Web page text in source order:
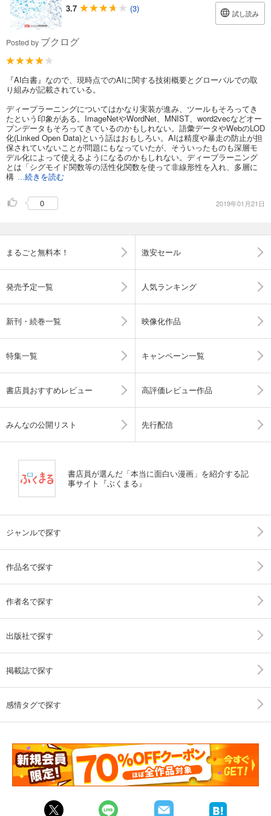
3.7 (3) 試し読み
Posted by ブクログ
『AI白書』なので、現時点でのAIに関する技術概要とグローバルでの取
り組みが記載されている。
ディープラーニングについてはかなり実装が進み、ツールもそろってき
たという印象がある。ImageNetやWordNet、MNIST、word2vecなどオー
プンデータもそろってきているのかもしれない。語彙データやWebのLOD
化(Linked Open Data)という話はおもしろい。AIは精度や暴走の防止が担
保されていないことが問題にもなっていたが、そういったものも深層モ
デル化によって使えるようになるのかもしれない。ディープラーニング
とは「シグモイド関数等の活性化関数を使って非線形性を入れ、多層に
構 ...続きを読む
0 2019年01月21日
まるごと無料本！ 激安セール
発売予定一覧 人気ランキング
新刊・続巻一覧 映像化作品
特集一覧 キャンペーン一覧
書店員おすすめレビュー 高評価レビュー作品
みんなの公開リスト 先行配信
書店員が選んだ「本当に面白い漫画」を紹介する記
事サイト『ぶくまる』
ジャンルで探す
作品名で探す
作者名で探す
出版社で探す
掲載誌で探す
感情タグで探す